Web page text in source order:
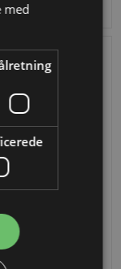
DKK 177,85
med